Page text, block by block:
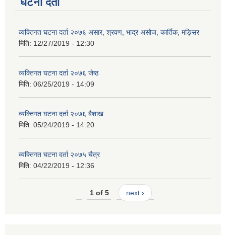
व्यक्तिगत घटना दर्ता २०७६ असार, श्रवण, भाद्र असोज, कार्तिक, मङ्सिर
मिति: 12/27/2019 - 12:30
व्यक्तिगत घटना दर्ता २०७६ जेष्ठ
मिति: 06/25/2019 - 14:09
व्यक्तिगत घटना दर्ता २०७६ बैशाख
मिति: 05/24/2019 - 14:20
व्यक्तिगत घटना दर्ता २०७५ चैत्र
मिति: 04/22/2019 - 12:36
1 of 5 next ›